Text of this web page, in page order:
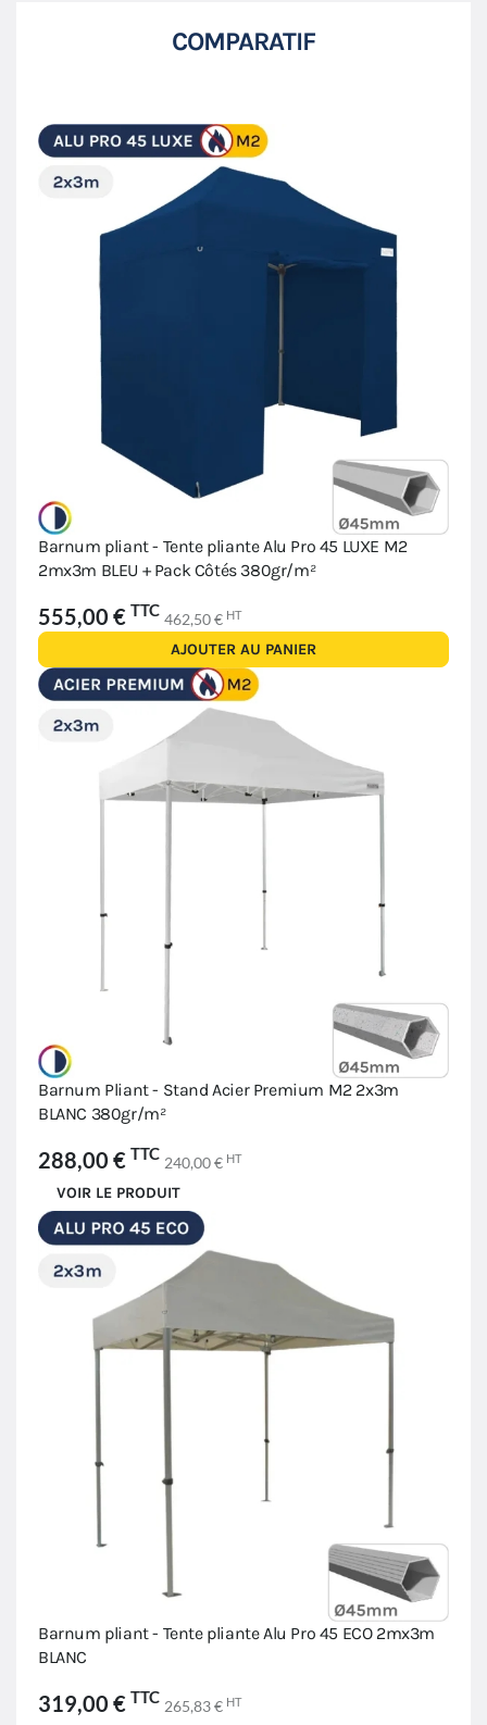
COMPARATIF
Barnum pliant - Tente pliante Alu Pro 45 LUXE M2
2mx3m BLEU + Pack Côtés 380gr/m²
555,00 € TTC 462,50 € HT
AJOUTER AU PANIER
Barnum Pliant - Stand Acier Premium M2 2x3m
BLANC 380gr/m²
288,00 € TTC 240,00 € HT
VOIR LE PRODUIT
Barnum pliant - Tente pliante Alu Pro 45 ECO 2mx3m
BLANC
319,00 € TTC 265,83 € HT